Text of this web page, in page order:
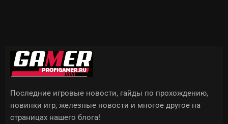
Последние игровые новости, гайды по прохождению,
новинки игр, железные новости и многое другое на
страницах нашего блога!